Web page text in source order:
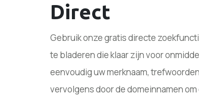
Direct
Gebruik onze gratis directe
te bladeren die klaar zijn voor
eenvoudig uw merknaam,
vervolgens door de domeinnamen